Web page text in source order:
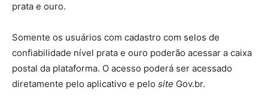
prata e ouro.
Somente os usuários com cadastro com selos de
confiabilidade nível prata e ouro poderão acessar a caixa
postal da plataforma. O acesso poderá ser acessado
diretamente pelo aplicativo e pelo site Gov.br.